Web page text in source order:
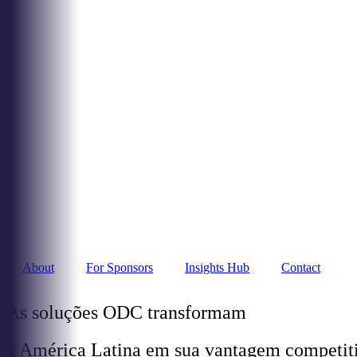
About For Sponsors Insights Hub Contact
As soluções ODC transformam
a América Latina em sua vantagem